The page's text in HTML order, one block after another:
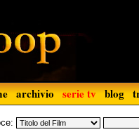
archivio serie tv blog